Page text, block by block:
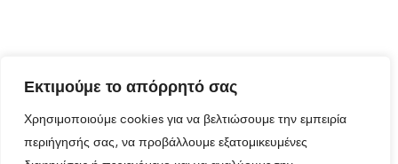
Εκτιμούμε το απόρρητό σας
Χρησιμοποιούμε cookies για να βελτιώσουμε την εμπειρία
περιήγησής σας, να προβάλλουμε εξατομικευμένες